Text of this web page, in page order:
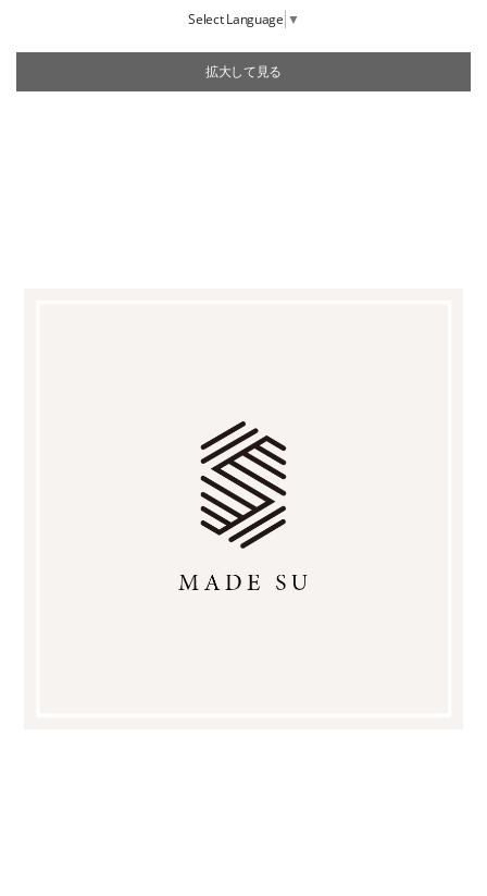
Select Language ▼
拡大して見る